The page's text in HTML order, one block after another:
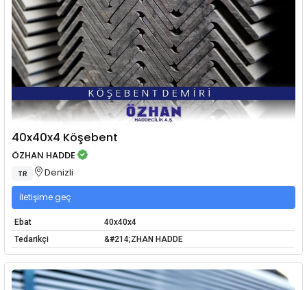
40x40x4 Köşebent
ÖZHAN HADDE
TR Denizli
İletişime geç
Ebat
40x40x4
Tedarikçi
&#214;ZHAN HADDE